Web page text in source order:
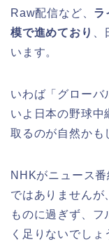
Raw配信など、 ラ
模で進めており
います。
いわば「グローバ
いよ日本の野球
取るのが自然かも
NHKがニュース
ではありませんが
ものに過ぎず、
く足りないでしょ